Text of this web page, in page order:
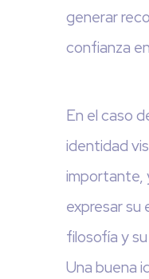
generar
confianza
En el caso
identidad
importante,
expresar su
filosofía y
Una buena